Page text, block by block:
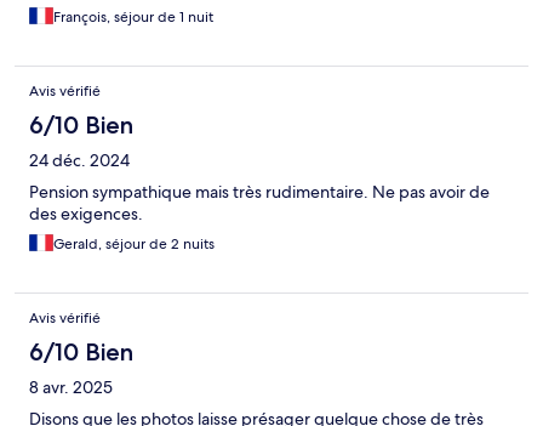
François, séjour de 1 nuit
Avis vérifié
6/10 Bien
24 déc. 2024
Pension sympathique mais très rudimentaire. Ne pas avoir de
des exigences.
Gerald, séjour de 2 nuits
Avis vérifié
6/10 Bien
8 avr. 2025
Disons que les photos laisse présager quelque chose de très